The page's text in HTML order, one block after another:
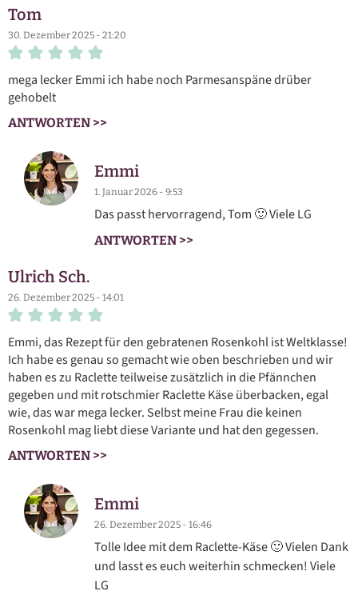
Tom
30. Dezember 2025 - 21:20
mega lecker Emmi ich habe noch Parmesanspäne drüber
gehobelt
ANTWORTEN >>
Emmi
1. Januar 2026 - 9:53
Das passt hervorragend, Tom 🙂 Viele LG
ANTWORTEN >>
Ulrich Sch.
26. Dezember 2025 - 14:01
Emmi, das Rezept für den gebratenen Rosenkohl ist Weltklasse!
Ich habe es genau so gemacht wie oben beschrieben und wir
haben es zu Raclette teilweise zusätzlich in die Pfännchen
gegeben und mit rotschmier Raclette Käse überbacken, egal
wie, das war mega lecker. Selbst meine Frau die keinen
Rosenkohl mag liebt diese Variante und hat den gegessen.
ANTWORTEN >>
Emmi
26. Dezember 2025 - 16:46
Tolle Idee mit dem Raclette-Käse 🙂 Vielen Dank
und lasst es euch weiterhin schmecken! Viele
LG